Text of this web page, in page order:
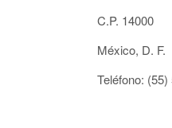
C.P. 14000
México, D. F.
Teléfono: